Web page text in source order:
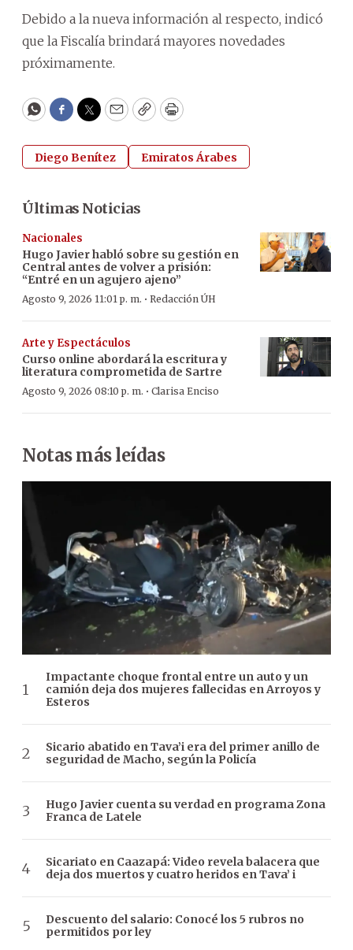
Debido a la nueva información al respecto, indicó
que la Fiscalía brindará mayores novedades
próximamente.
WhatsApp
Facebook
Twitter
EmailCopyPrint
Diego Benítez Emiratos Árabes
Últimas Noticias
Nacionales
Hugo Javier habló sobre su gestión en
Central antes de volver a prisión:
“Entré en un agujero ajeno”
Agosto 9, 2026 11:01 p. m. · Redacción ÚH
Arte y Espectáculos
Curso online abordará la escritura y
literatura comprometida de Sartre
Agosto 9, 2026 08:10 p. m. · Clarisa Enciso
Notas más leídas
Impactante choque frontal entre un auto y un
camión deja dos mujeres fallecidas en Arroyos y
Esteros
Sicario abatido en Tava’i era del primer anillo de
seguridad de Macho, según la Policía
Hugo Javier cuenta su verdad en programa Zona
Franca de Latele
Sicariato en Caazapá: Video revela balacera que
deja dos muertos y cuatro heridos en Tava’ i
Descuento del salario: Conocé los 5 rubros no
permitidos por ley